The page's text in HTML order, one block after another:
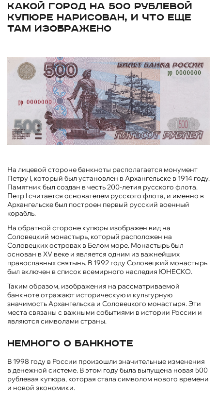
Какой город на 500 рублевой
купюре нарисован, и что еще
там изображено
На лицевой стороне банкноты располагается монумент
Петру I, который был установлен в Архангельске в 1914 году.
Памятник был создан в честь 200-летия русского флота.
Петр I считается основателем русского флота, и именно в
Архангельске был построен первый русский военный
корабль.
На обратной стороне купюры изображен вид на
Соловецкий монастырь, который расположен на
Соловецких островах в Белом море. Монастырь был
основан в XV веке и является одним из важнейших
православных святынь. В 1992 году Соловецкий монастырь
был включен в список всемирного наследия ЮНЕСКО.
Таким образом, изображения на рассматриваемой
банкноте отражают историческую и культурную
значимость Архангельска и Соловецкого монастыря. Эти
места связаны с важными событиями в истории России и
являются символами страны.
Немного о банкноте
В 1998 году в России произошли значительные изменения
в денежной системе. В этом году была выпущена новая 500
рублевая купюра, которая стала символом нового времени
и новой экономики.